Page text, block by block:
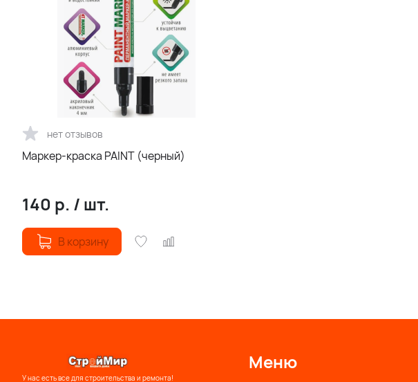
нет отзывов
Маркер-краска PAINT (черный)
140 р. / шт.
В корзину
У нас есть все для строительства и ремонта!
Меню